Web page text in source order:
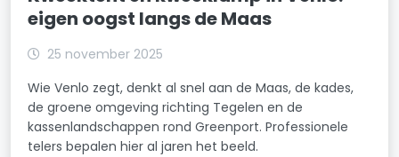
eigen oogst langs de Maas
25 november 2025
Wie Venlo zegt, denkt al snel aan de Maas, de kades,
de groene omgeving richting Tegelen en de
kassenlandschappen rond Greenport. Professionele
telers bepalen hier al jaren het beeld.